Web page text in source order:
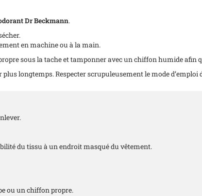
Dr Beckmann.
en machine ou à la main.
sous la tache et tamponner avec un chiffon humide afin
plus longtemps. Respecter scrupuleusement le mode d’emploi
du tissu à un endroit masqué du vêtement.
ou un chiffon propre.